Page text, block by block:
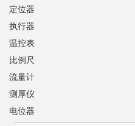
定位器
执行器
温控表
比例尺
流量计
测厚仪
电位器